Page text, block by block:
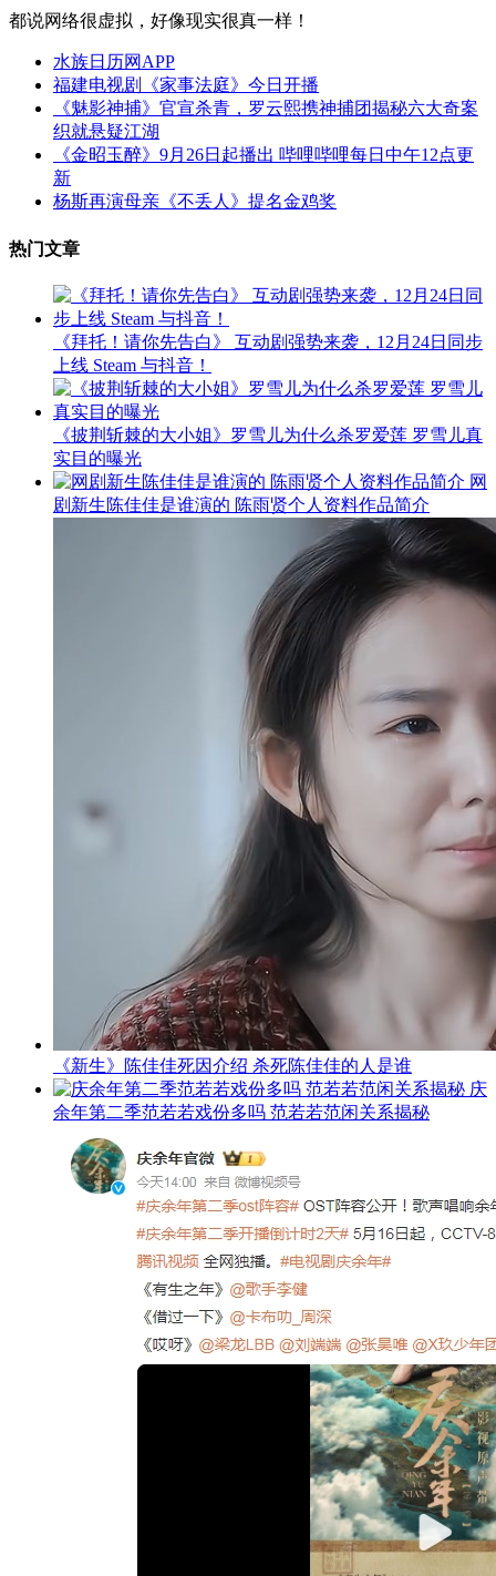
都说网络很虚拟，好像现实很真一样！
水族日历网APP
福建电视剧《家事法庭》今日开播
《魅影神捕》官宣杀青，罗云熙携神捕团揭秘六大奇案
织就悬疑江湖
《金昭玉醉》9月26日起播出 哔哩哔哩每日中午12点更
新
杨斯再演母亲《不丢人》提名金鸡奖
热门文章
《拜托！请你先告白》 互动剧强势来袭，12月24日同步
上线 Steam 与抖音！
《披荆斩棘的大小姐》罗雪儿为什么杀罗爱莲 罗雪儿真
实目的曝光
网
剧新生陈佳佳是谁演的 陈雨贤个人资料作品简介
《新生》陈佳佳死因介绍 杀死陈佳佳的人是谁
庆
余年第二季范若若戏份多吗 范若若范闲关系揭秘